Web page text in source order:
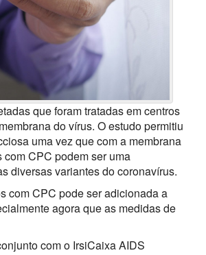
que foram tratadas em centros
do vírus. O estudo permitiu
uma vez que com a membrana
CPC podem ser uma
diversas variantes do coronavírus.
com CPC pode ser adicionada a
agora que as medidas de
com o IrsiCaixa AIDS